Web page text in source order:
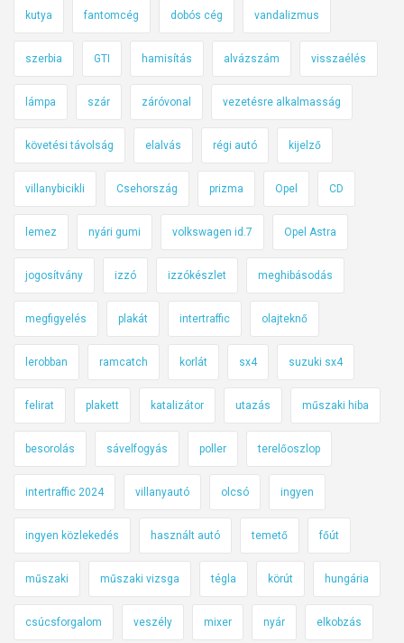
kutya fantomcég dobós cég vandalizmus
szerbia GTI hamisítás alvázszám visszaélés
lámpa szár záróvonal vezetésre alkalmasság
követési távolság elalvás régi autó kijelző
villanybicikli Csehország prizma Opel CD
lemez nyári gumi volkswagen id.7 Opel Astra
jogosítvány izzó izzókészlet meghibásodás
megfigyelés plakát intertraffic olajteknő
lerobban ramcatch korlát sx4 suzuki sx4
felirat plakett katalizátor utazás műszaki hiba
besorolás sávelfogyás poller terelőoszlop
intertraffic 2024 villanyautó olcsó ingyen
ingyen közlekedés használt autó temető főút
műszaki műszaki vizsga tégla körút hungária
csúcsforgalom veszély mixer nyár elkobzás